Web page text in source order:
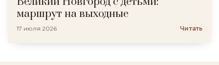
маршрут на выходные
17 июля 2026 Читать